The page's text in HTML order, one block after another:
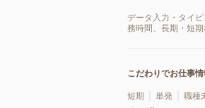
データ入力・タイ
務時間、長期・短
こだわりでお仕事
短期 単発 職種